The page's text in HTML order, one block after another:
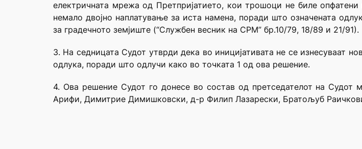
електричната мрежа од Претпријатието, кои трошоци не биле
немало двојно наплатување за иста намена, поради што означената
за градечното земјиште (“Службен весник на СРМ” бр.10/79, 18/89 и 21/91).
3. На седницата Судот утврди дека во иницијативата не се изнесуваат
одлука, поради што одлучи како во точката 1 од ова решение.
4. Ова решение Судот го донесе во состав од претседателот на
Арифи, Димитрие Димишковски, д-р Филип Лазарески, Братољуб